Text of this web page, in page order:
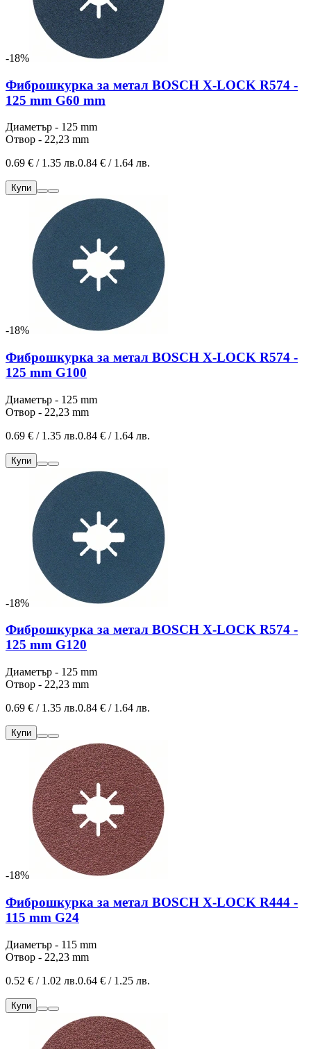
-18%
Фиброшкурка за метал BOSCH X-LOCK R574 -
125 mm G60 mm
Диаметър - 125 mm
Отвор - 22,23 mm
0.69 € / 1.35 лв.0.84 € / 1.64 лв.
Купи
-18%
Фиброшкурка за метал BOSCH X-LOCK R574 -
125 mm G100
Диаметър - 125 mm
Отвор - 22,23 mm
0.69 € / 1.35 лв.0.84 € / 1.64 лв.
Купи
-18%
Фиброшкурка за метал BOSCH X-LOCK R574 -
125 mm G120
Диаметър - 125 mm
Отвор - 22,23 mm
0.69 € / 1.35 лв.0.84 € / 1.64 лв.
Купи
-18%
Фиброшкурка за метал BOSCH X-LOCK R444 -
115 mm G24
Диаметър - 115 mm
Отвор - 22,23 mm
0.52 € / 1.02 лв.0.64 € / 1.25 лв.
Купи